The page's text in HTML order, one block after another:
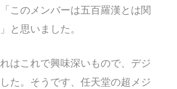
このメンバーは五百羅漢とは関
と思いました。
はこれで興味深いもので、デジ
た。そうです、任天堂の超メジ